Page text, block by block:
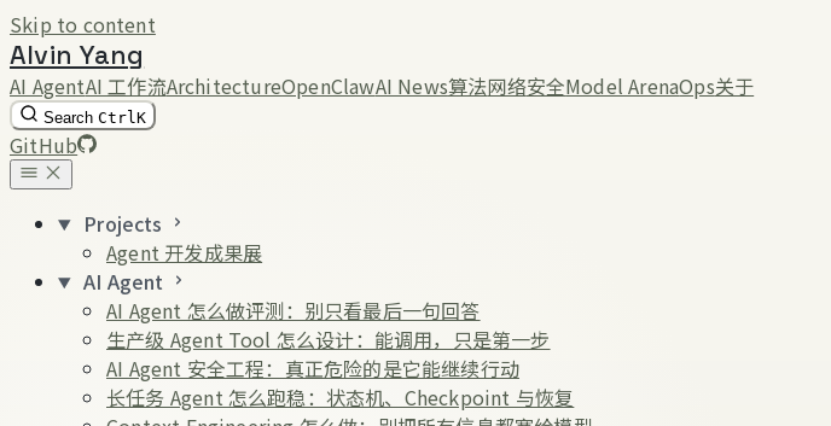
Skip to content
Alvin Yang
AI AgentAI 工作流ArchitectureOpenClawAI News算法网络安全Model ArenaOps关于
Search CtrlK
GitHub
Projects
Agent 开发成果展
AI Agent
AI Agent 怎么做评测：别只看最后一句回答
生产级 Agent Tool 怎么设计：能调用，只是第一步
AI Agent 安全工程：真正危险的是它能继续行动
长任务 Agent 怎么跑稳：状态机、Checkpoint 与恢复